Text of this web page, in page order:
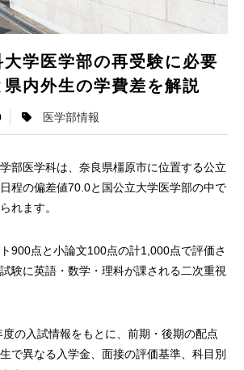
学医学部の再受験に必要
内外生の学費差を解説
医学部情報
部医学科は、奈良県橿原市に位置する公立
程の偏差値70.0と国公立大学医学部の中で
れます。
900点と小論文100点の計1,000点で評価さ
験に英語・数学・理科が課される二次重視
の入試情報をもとに、前期・後期の配点
で異なる入学金、面接の評価基準、科目別